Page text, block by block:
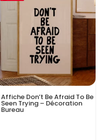
Affiche Don’t Be Afraid To Be
Seen Trying – Décoration
Bureau